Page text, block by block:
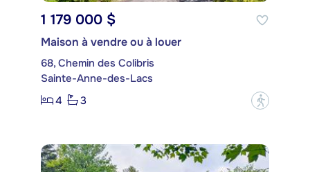
1 179 000 $
Maison à vendre ou à louer
68, Chemin des Colibris
Sainte-Anne-des-Lacs
4
3 ?